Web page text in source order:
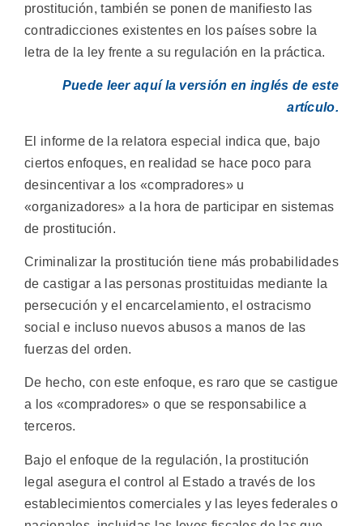
prostitución, también se ponen de manifiesto las
contradicciones existentes en los países sobre la
letra de la ley frente a su regulación en la práctica.
Puede leer aquí la versión en inglés de este
artículo.
El informe de la relatora especial indica que, bajo
ciertos enfoques, en realidad se hace poco para
desincentivar a los «compradores» u
«organizadores» a la hora de participar en sistemas
de prostitución.
Criminalizar la prostitución tiene más probabilidades
de castigar a las personas prostituidas mediante la
persecución y el encarcelamiento, el ostracismo
social e incluso nuevos abusos a manos de las
fuerzas del orden.
De hecho, con este enfoque, es raro que se castigue
a los «compradores» o que se responsabilice a
terceros.
Bajo el enfoque de la regulación, la prostitución
legal asegura el control al Estado a través de los
establecimientos comerciales y las leyes federales o